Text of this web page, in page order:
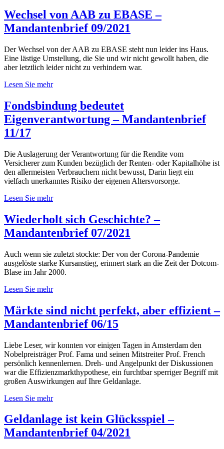
Wechsel von AAB zu EBASE –
Mandantenbrief 09/2021
Der Wechsel von der AAB zu EBASE steht nun leider ins Haus.
Eine lästige Umstellung, die Sie und wir nicht gewollt haben, die
aber letztlich leider nicht zu verhindern war.
Lesen Sie mehr
Fondsbindung bedeutet
Eigenverantwortung – Mandantenbrief
11/17
Die Auslagerung der Verantwortung für die Rendite vom
Versicherer zum Kunden bezüglich der Renten- oder Kapitalhöhe ist
den allermeisten Verbrauchern nicht bewusst, Darin liegt ein
vielfach unerkanntes Risiko der eigenen Altersvorsorge.
Lesen Sie mehr
Wiederholt sich Geschichte? –
Mandantenbrief 07/2021
Auch wenn sie zuletzt stockte: Der von der Corona-Pandemie
ausgelöste starke Kursanstieg, erinnert stark an die Zeit der Dotcom-
Blase im Jahr 2000.
Lesen Sie mehr
Märkte sind nicht perfekt, aber effizient –
Mandantenbrief 06/15
Liebe Leser, wir konnten vor einigen Tagen in Amsterdam den
Nobelpreisträger Prof. Fama und seinen Mitstreiter Prof. French
persönlich kennenlernen. Dreh- und Angelpunkt der Diskussionen
war die Effizienzmarkthypothese, ein furchtbar sperriger Begriff mit
großen Auswirkungen auf Ihre Geldanlage.
Lesen Sie mehr
Geldanlage ist kein Glücksspiel –
Mandantenbrief 04/2021